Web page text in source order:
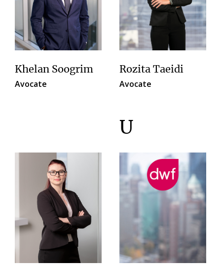
Khelan Soogrim
Avocate
Rozita Taeidi
Avocate
U